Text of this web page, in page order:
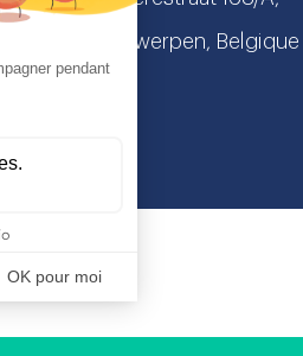
2018 Antwerpen, Belgique